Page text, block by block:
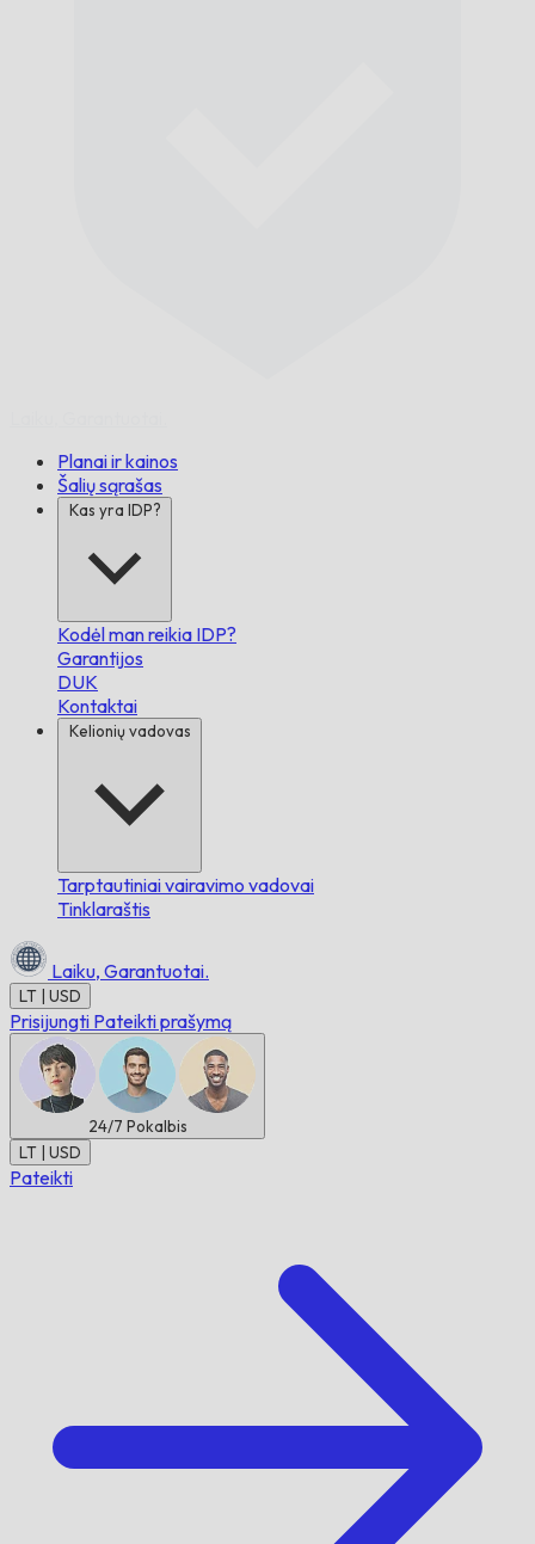
Planai ir kainos
Šalių sąrašas
Kas yra IDP?
Kodėl man reikia IDP?
Garantijos
DUK
Kontaktai
Kelionių vadovas
Tarptautiniai vairavimo vadovai
Tinklaraštis
Laiku, Garantuotai.
LT | USD
Prisijungti Pateikti prašymą
24/7 Pokalbis
LT | USD
Pateikti